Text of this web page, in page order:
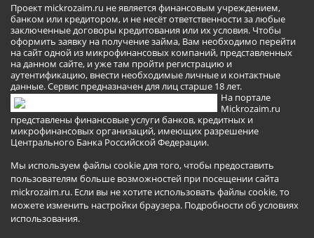
Проект mickrozaim.ru не является финансовым учреждением,
банком или кредитором, и не несёт ответственности за любые
заключенные договоры кредитования или их условия. Чтобы
оформить заявку на получение займа, Вам необходимо перейти
на сайт одной из микрофинансовых компаний, представленных
на данном сайте, и уже там пройти регистрацию и
аутентификацию, внести необходимые личные и контактные
данные. Сервис предназначен для лиц старше 18 лет.
На портале
Mickrozaim.ru
представлены финансовые услуги банков, кредитных и
микрофинансовых организаций, имеющих разрешение
Центрального Банка Российской Федерации.
Мы используем файлы cookie для того, чтобы предоставить
пользователям больше возможностей при посещении сайта
mickrozaim.ru. Если вы не хотите использовать файлы cookie, то
можете изменить настройки браузера. Подробности об условиях
использования.